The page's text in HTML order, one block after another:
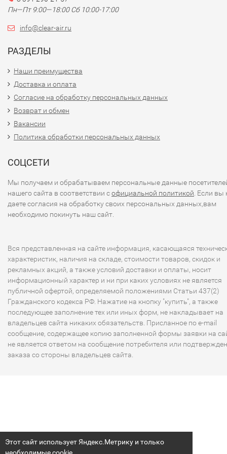
Этот сайт использует Яндекс.Метрику и только
Приоритетными параметрами систем
бытовой серии инженеры Мицубиси Электрик считают
низкий уровень шума (19 дБ) внутренних блоков и
энергоэффективность.
Все кондиционеры Электрик используют в
режиме (функция I FEEL) алгоритмы и методы теории
режима I FEEL микропроцессор определяет текущую
температуру в помещении и самостоятельно выбирает
режим работы. В дальнейшем, если пользователь
испытывает дискомфорт и нажимает кнопку TOO COOL
помещении и количество нажатий указанных кнопок
системе более точно выбрать и поддерживать
температурный режим, исходя из субъективных
пользователя.
24-часовым таймером включения и выключения с
дискретностью 10 минут. Имеется функция
повторного перезапуска после сбоя питания. В этом
информация о состоянии кондиционера до сбоя питания
(включен или выключен, режим, заданная температура и
заносится в энергонезависимую флэш-память и не
за время отсутствия напряжения питания.
Для питания схемы управления внутреннего блока
применяется импульсный источник питания. В
Также рекомендуем обратить внимание на
MITSUBISHI HEAVY. Системы кондиционирования от
Пн—Пт 9:00—18:00 Сб 10:00-17:00
info@clear-air.ru
РАЗДЕЛЫ
Наши преимущества
Доставка и оплата
Согласие на обработку персональных данных
Возврат и обмен
Вакансии
Политика обработки персональных данных
СОЦСЕТИ
Мы получаем и обрабатываем персональные данные
нашего сайта в соответствии софициальной политикой . Если вы
даете согласия на обработку своих персональных данных,вам
необходимо покинуть наш сайт.
Вся представленная на сайте информация, касающаяся
характеристик, наличия на складе, стоимости товаров, скидок и
рекламных акций, а также условий доставки и оплаты, носит
информационный характер и ни при каких условиях не является
публичной офертой, определяемой положениями Статьи 437(2)
Гражданского кодекса РФ. Нажатие на кнопку "купить", а также
последующее заполнение тех или иных форм, не накладывает на
владельцев сайта никаких обязательств. Присланное по e-mail
сообщение, содержащее копию заполненной формы заявки на
не является ответом на сообщение потребителя или
заказа со стороны владельцев сайта.